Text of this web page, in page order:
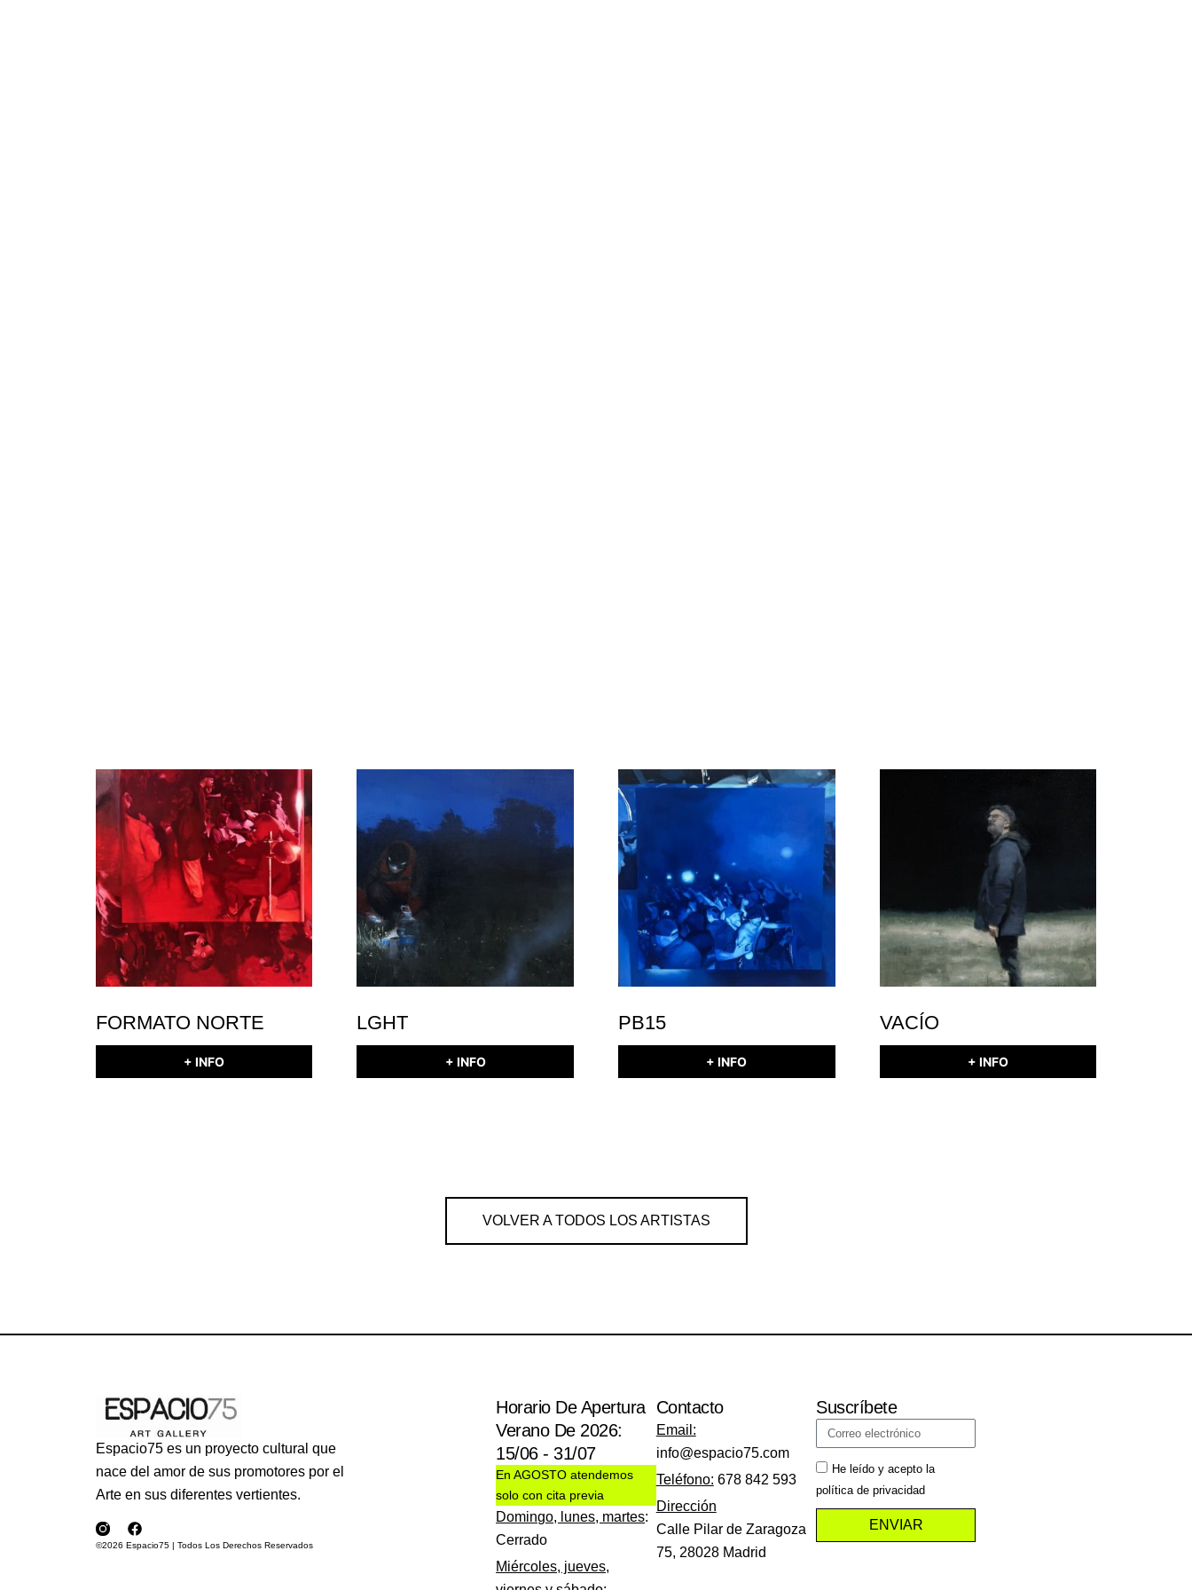
FORMATO NORTE
+ INFO
LGHT
+ INFO
PB15
+ INFO
VACÍO
+ INFO
VOLVER A TODOS LOS ARTISTAS
Espacio75 es un proyecto cultural que
nace del amor de sus promotores por el
Arte en sus diferentes vertientes.
©2026 Espacio75 | Todos Los Derechos Reservados
Horario De Apertura
Verano De 2026:
15/06 - 31/07
En AGOSTO atendemos
solo con cita previa
Domingo, lunes, martes:
Cerrado
Miércoles, jueves,
Contacto
Email:
info@espacio75.com
Teléfono: 678 842 593
Dirección
Calle Pilar de Zaragoza
75, 28028 Madrid
Suscríbete
He leído y acepto la
política de privacidad
ENVIAR